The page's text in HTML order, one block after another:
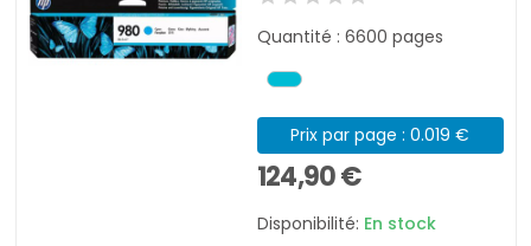
Quantité : 6600 pages
Prix par page : 0.019 €
124,90 €
Disponibilité: En stock